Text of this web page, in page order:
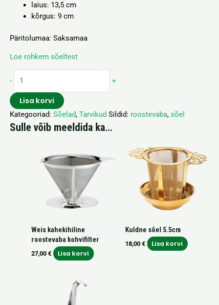
laius: 13,5 cm
kõrgus: 9 cm
Päritolumaa: Saksamaa
Loe rohkem sõeltest
- +
Lisa korvi
Kategooriad: Sõelad, Tarvikud Sildid: roostevaba, sõel
Sulle võib meeldida ka…
Weis kahekihiline
roostevaba kohvifilter
27,00 € Lisa korvi
Kuldne sõel 5.5cm
18,00 € Lisa korvi